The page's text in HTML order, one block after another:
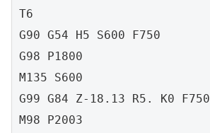
T6
G90 G54 H5 S600 F750
G98 P1800
M135 S600
G99 G84 Z-18.13 R5. K0 F750
M98 P2003